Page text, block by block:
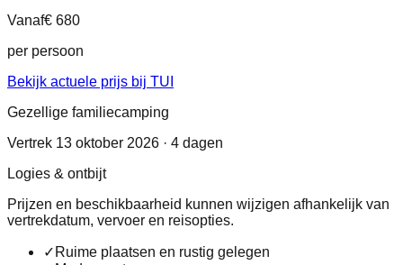
Vanaf€ 680
per persoon
Bekijk actuele prijs bij TUI
Gezellige familiecamping
Vertrek 13 oktober 2026 · 4 dagen
Logies & ontbijt
Prijzen en beschikbaarheid kunnen wijzigen afhankelijk van
vertrekdatum, vervoer en reisopties.
✓ Ruime plaatsen en rustig gelegen